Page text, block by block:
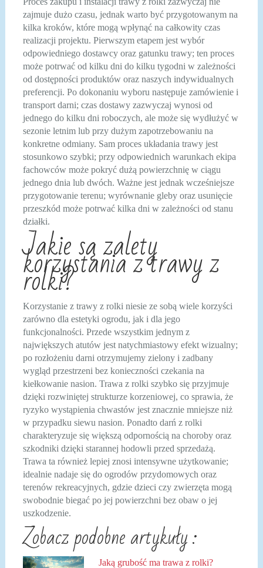
zajmuje dużo czasu, jednak warto być przygotowanym na
kilka kroków, które mogą wpłynąć na całkowity czas
realizacji projektu. Pierwszym etapem jest wybór
odpowiedniego dostawcy oraz gatunku trawy; ten proces
może potrwać od kilku dni do kilku tygodni w zależności
od dostępności produktów oraz naszych indywidualnych
preferencji. Po dokonaniu wyboru następuje zamówienie i
transport darni; czas dostawy zazwyczaj wynosi od
jednego do kilku dni roboczych, ale może się wydłużyć w
sezonie letnim lub przy dużym zapotrzebowaniu na
konkretne odmiany. Sam proces układania trawy jest
stosunkowo szybki; przy odpowiednich warunkach ekipa
fachowców może pokryć dużą powierzchnię w ciągu
jednego dnia lub dwóch. Ważne jest jednak wcześniejsze
przygotowanie terenu; wyrównanie gleby oraz usunięcie
przeszkód może potrwać kilka dni w zależności od stanu
działki.
Jakie są zalety
korzystania z trawy z
rolki?
Korzystanie z trawy z rolki niesie ze sobą wiele korzyści
zarówno dla estetyki ogrodu, jak i dla jego
funkcjonalności. Przede wszystkim jednym z
największych atutów jest natychmiastowy efekt wizualny;
po rozłożeniu darni otrzymujemy zielony i zadbany
wygląd przestrzeni bez konieczności czekania na
kiełkowanie nasion. Trawa z rolki szybko się przyjmuje
dzięki rozwiniętej strukturze korzeniowej, co sprawia, że
ryzyko wystąpienia chwastów jest znacznie mniejsze niż
w przypadku siewu nasion. Ponadto darń z rolki
charakteryzuje się większą odpornością na choroby oraz
szkodniki dzięki starannej hodowli przed sprzedażą.
Trawa ta również lepiej znosi intensywne użytkowanie;
idealnie nadaje się do ogrodów przydomowych oraz
terenów rekreacyjnych, gdzie dzieci czy zwierzęta mogą
swobodnie biegać po jej powierzchni bez obaw o jej
uszkodzenie.
Zobacz podobne artykuły :
Jaką grubość ma trawa z rolki?